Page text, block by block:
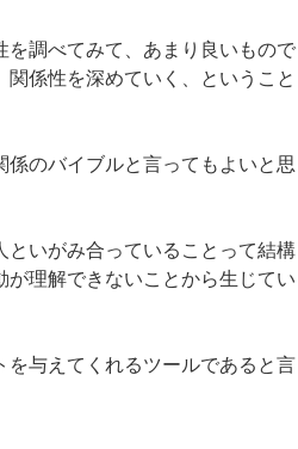
を調べてみて、あまり良いもので
係性を深めていく、ということ
のバイブルと言ってもよいと思
いがみ合っていることって結構
理解できないことから生じてい
を与えてくれるツールであると言